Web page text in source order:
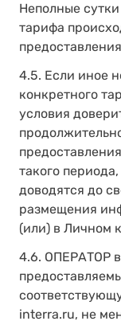
Неполные
тарифа
4.5. Если иное
конкретного
условия
такого
доводятся до
размещения
(или) в Личном
4.6. ОПЕРАТОР
interra.ru, не